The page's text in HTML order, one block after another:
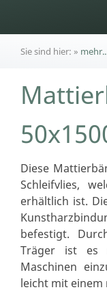
Sie sind hier: »
Diese
Schleifvlies,
erhältlich ist.
befestigt.
Träger ist es
Maschinen
leicht mit